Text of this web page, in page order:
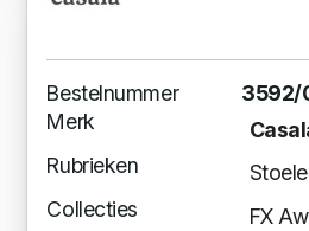
Bestelnummer
3592/
Merk
Rubrieken
Collecties
FX